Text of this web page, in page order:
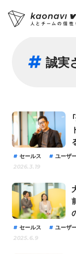
誠実
セールス ユーザ
2026.3.19
セールス ユーザ
2025.6.9